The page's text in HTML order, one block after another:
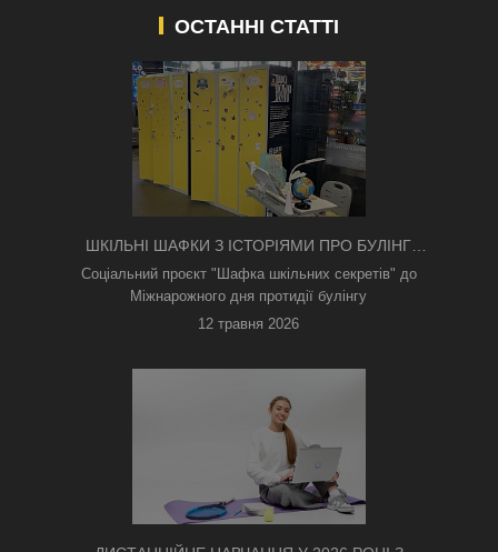
ОСТАННІ СТАТТІ
ШКІЛЬНІ ШАФКИ З ІСТОРІЯМИ ПРО БУЛІНГ
З'ЯВИЛИСЯ В КИЄВІ
Соціальний проєкт "Шафка шкільних секретів" до
Міжнарожного дня протидії булінгу
12 травня 2026